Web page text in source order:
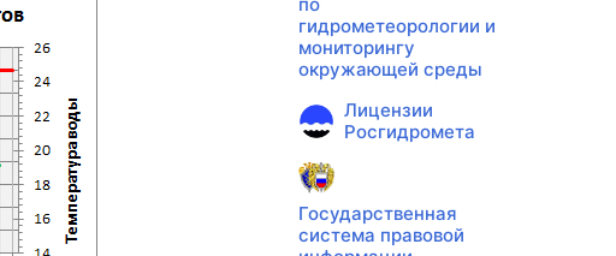
гидрометеорологии и
мониторингу
окружающей среды
Лицензии
Росгидромета
Государственная
система правовой